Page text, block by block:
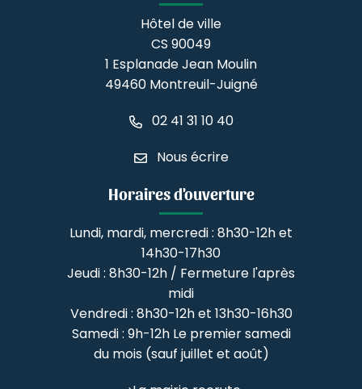
Hôtel de ville
CS 90049
1 Esplanade Jean Moulin
49460 Montreuil-Juigné
02 41 31 10 40
Nous écrire
Horaires d'ouverture
Lundi, mardi, mercredi : 8h30-12h et
14h30-17h30
Jeudi : 8h30-12h / Fermeture l'après
midi
Vendredi : 8h30-12h et 13h30-16h30
Samedi : 9h-12h Le premier samedi
du mois (sauf juillet et août)